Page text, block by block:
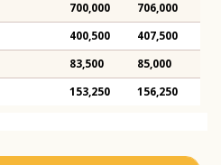
700,000 706,000
400,500 407,500
83,500 85,000
153,250 156,250